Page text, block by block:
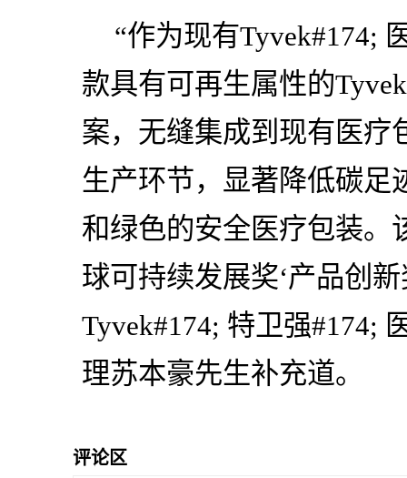
“作为现有Tyvek#174;
款具有可再生属性的
案，无缝集成到现有医疗
生产环节，显著降低碳足
和绿色的安全医疗包装。
球可持续发展奖‘产品创新
Tyvek#174; 特卫强#174;
理苏本豪先生补充道。
评论区